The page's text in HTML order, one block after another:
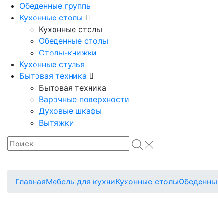
Обеденные группы
Кухонные столы
Кухонные столы
Обеденные столы
Столы-книжки
Кухонные стулья
Бытовая техника
Бытовая техника
Варочные поверхности
Духовые шкафы
Вытяжки
ГлавнаяМебель для кухниКухонные столы